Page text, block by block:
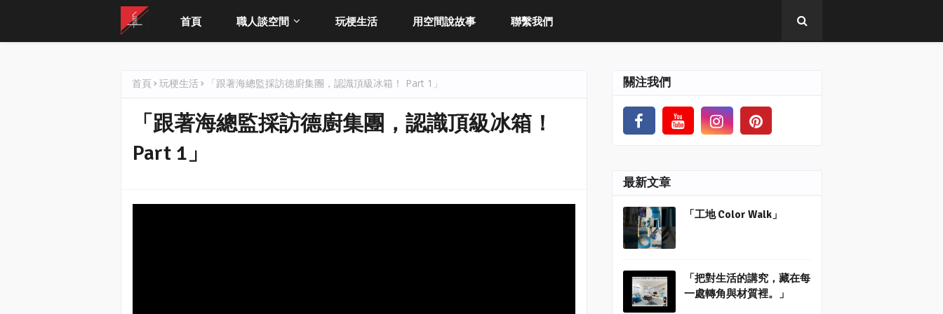
首頁 職人談空間 玩梗生活 用空間說故事 聯繫我們
首頁 玩梗生活 「跟著海總監採訪德廚集團，認識頂級冰箱！ Part 1」
「跟著海總監採訪德廚集團，認識頂級冰箱！
Part 1」
關注我們
最新文章
「工地 Color Walk」
「把對生活的講究，藏在每
一處轉角與材質裡。」